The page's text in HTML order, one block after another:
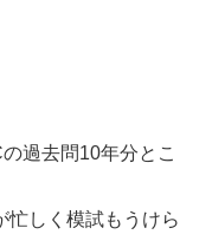
過去問10年分とこ
忙しく模試もうけら